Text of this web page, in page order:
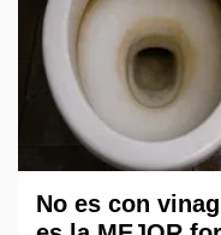
No es con